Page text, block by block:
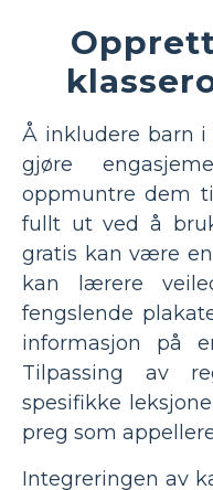
Å inkludere barn i
gjøre
oppmuntre dem
fullt ut ved å
gratis kan være
kan lærere
fengslende
informasjon på
Tilpassing av
spesifikke
preg som
Integreringen av